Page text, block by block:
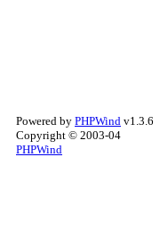
Powered by PHPWind v1.3.6
Copyright © 2003-04
PHPWind